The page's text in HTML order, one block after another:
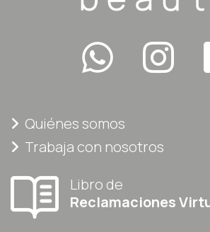
Quiénes somos
Trabaja con nosotros
Libro de
Reclamaciones